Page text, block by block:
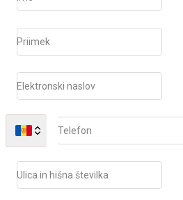
Priimek
Elektronski naslov
Telefon
Ulica in hišna številka